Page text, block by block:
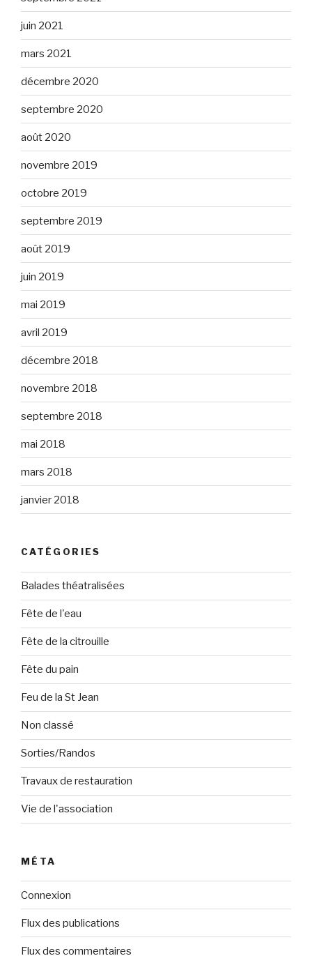
juin 2021
mars 2021
décembre 2020
septembre 2020
août 2020
novembre 2019
octobre 2019
septembre 2019
août 2019
juin 2019
mai 2019
avril 2019
décembre 2018
novembre 2018
septembre 2018
mai 2018
mars 2018
janvier 2018
CATÉGORIES
Balades théatralisées
Fête de l'eau
Fête de la citrouille
Fête du pain
Feu de la St Jean
Non classé
Sorties/Randos
Travaux de restauration
Vie de l'association
MÉTA
Connexion
Flux des publications
Flux des commentaires